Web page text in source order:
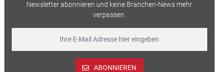
Newsletter abonnieren und keine Branchen-News mehr
verpassen.
ABONNIEREN